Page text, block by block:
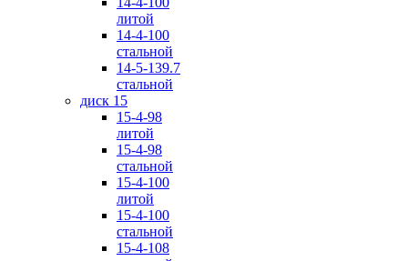
литой
14-4-100
стальной
14-5-139.7
стальной
диск 15
15-4-98
литой
15-4-98
стальной
15-4-100
литой
15-4-100
стальной
15-4-108